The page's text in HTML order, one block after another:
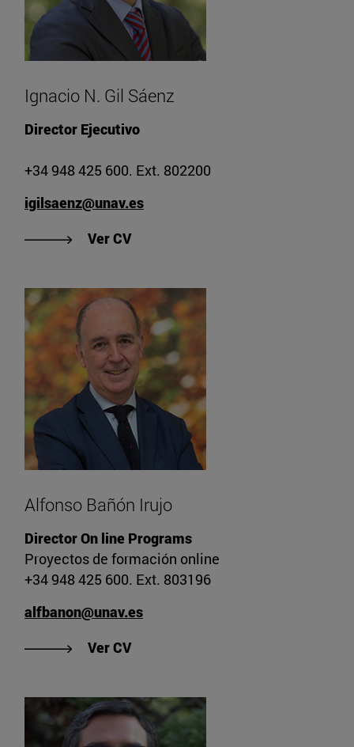
Ignacio N. Gil Sáenz
Director Ejecutivo
+34 948 425 600. Ext. 802200
igilsaenz@unav.es
Ver CV"Ver CV de Ignacio N. Gil Sáenz"
Alfonso Bañón Irujo
Director On line Programs
Proyectos de formación online
+34 948 425 600. Ext. 803196
alfbanon@unav.es
Ver CV"Ver CV de Alfonso Bañón Irujo"